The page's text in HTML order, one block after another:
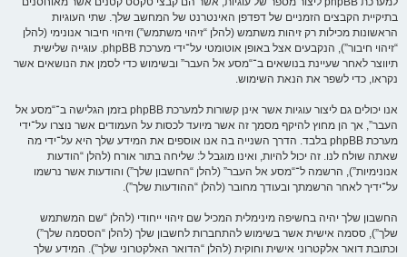
בתיקיית הקבצים הזמניים של דפדפן האינטרנט של המחשב שלך. שתי העוגיות
הראשונות מכילות רק זיהות משתמש (להלן “זיהוי משתמש”) וזיהוי חיבור אנונימי (להלן
“זיהוי חיבור”), הנקבעים אצל באופן אוטומטי על־ידי מערכת phpBB. עוגייה שלישית
תיווצר לאחר שעיינת בנושאים ב־“מסע אל העבר” ובשימוש כדי לסמן את הנושאים אשר
נקראו, כדי לשפר את הנאת השימוש.
אנו יכולים גם ליצור עוגיות אשר אינן קשורות למערכת phpBB בזמן הגלישה ב־“מסע אל
העבר”, אך הן מחוץ להיקף מסמך זה אשר מיועד לכסות על העמודים אשר נוצרו על־ידי
מערכת phpBB בלבד. הדרך השנייה בה אנו אוספים את המידע שלך היא על־ידי מה
שאתה שולח לנו. זה יכול להיות, ואינו מוגבל ל: שליחה בתור אורח (להלן “הודעות
אנונימיות”), הרשמה ל־“מסע אל העבר” (להלן “החשבון שלך”) והודעות אשר נרשמו
על־ידיך לאחר הרשמתך ובעודך מחובר (להלן “ההודעות שלך”).
החשבון שלך יהיה בחשיפה מינימלית המכיל שם זיהוי ייחודי (להלן “שם המשתמש
שלך”), ססמה אישית אשר בשימוש להתחברות לחשבון שלך (להלן “הססמה שלך”)
וכתובת דואר אלקטרוני אישית וחוקית (להלן “הדואר האלקטרוני שלך”). המידע שלך